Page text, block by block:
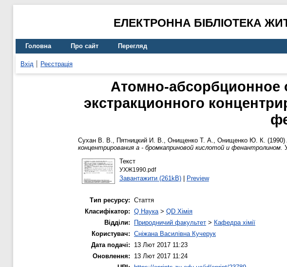
ЕЛЕКТРОННА БІБЛІОТЕКА
Головна Про сайт Перегляд
Вхід Реєстрація
Атомно-абсорбционное
экстракционного
Сухан В. В., Пятницкий И. В., Онищенко Т. А., Онищенко Ю. К. (1990)
концентрирования а - бромкаприновой кислотой и фенантролином.
Текст
УХЖ1990.pdf
Завантажити (261kB)| Preview
Тип ресурсу: Стаття
Класифікатор: Q Наука> QD Хімія
Відділи:
Природничий факультет > Кафедра хімії
Користувач: Сніжана Василівна Кучерук
Дата подачі:
13 Лют 2017 11:23
Оновлення:
13 Лют 2017 11:24